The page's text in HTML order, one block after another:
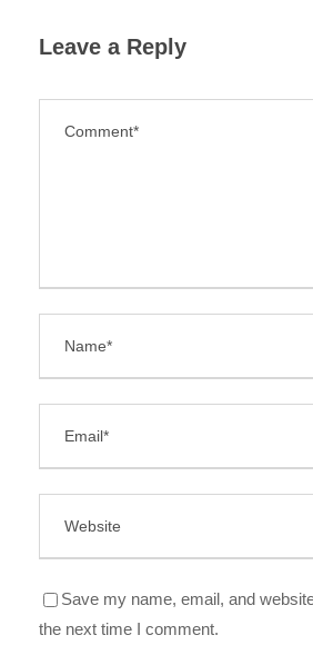
Leave a Reply
Save my name, email, and
the next time I comment.